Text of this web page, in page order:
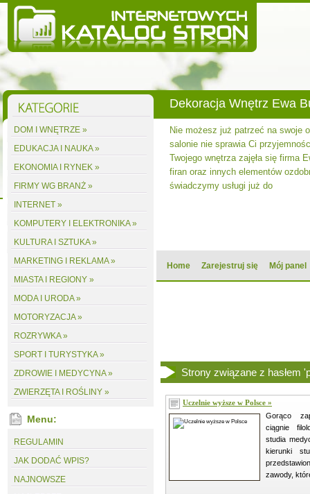
Dekoracja Wnętrz Ewa
Nie możesz już patrzeć na swoje
salonie nie sprawia Ci
Twojego wnętrza zajęła się firma
firan oraz innych elementów
świadczymy usługi już do
Home Zarejestruj się Mój panel
DOM I WNĘTRZE »
EDUKACJA I NAUKA »
EKONOMIA I RYNEK »
FIRMY WG BRANŻ »
INTERNET »
KOMPUTERY I ELEKTRONIKA »
KULTURA I SZTUKA »
MARKETING I REKLAMA »
MIASTA I REGIONY »
MODA I URODA »
MOTORYZACJA »
ROZRYWKA »
SPORT I TURYSTYKA »
ZDROWIE I MEDYCYNA »
ZWIERZĘTA I ROŚLINY »
Menu:
REGULAMIN
JAK DODAĆ WPIS?
NAJNOWSZE
Strony związane z hasłem
Uczelnie wyższe w Polsce »
Gorąco
ciągnie
studia
kierunki
zawody,